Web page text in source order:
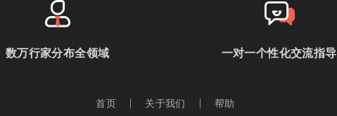
数万行家分布全领域 一对一个性化交流指导
首页 关于我们 帮助